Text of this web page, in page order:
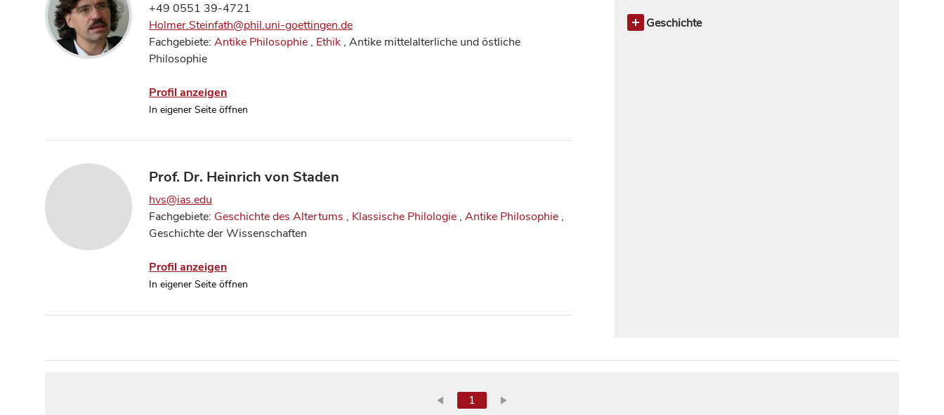
+49 0551 39-4721
Holmer.Steinfath@phil.uni-goettingen.de
Fachgebiete: Antike Philosophie , Ethik , Antike mittelalterliche und östliche
Philosophie
Profil anzeigen
In eigener Seite öffnen
Prof. Dr. Heinrich von Staden
hvs@ias.edu
Fachgebiete: Geschichte des Altertums , Klassische Philologie , Antike Philosophie ,
Geschichte der Wissenschaften
Profil anzeigen
In eigener Seite öffnen
Geschichte
1